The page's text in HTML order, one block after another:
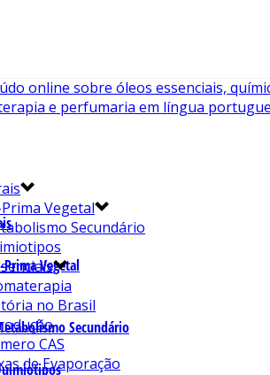
Vegetal
Secundário
Vegetal
Secundário
no Brasil
CAS
de Evaporação